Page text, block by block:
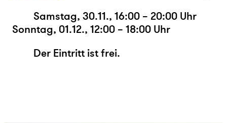
Samstag, 30.11., 16:00 – 20:00 Uhr
Sonntag, 01.12., 12:00 – 18:00 Uhr
Der Eintritt ist frei.